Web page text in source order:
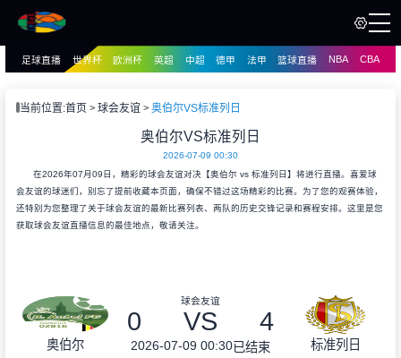
播
足球直播 世界杯 欧洲杯 英超 中超 德甲 法甲 篮球直播 NBA CBA
当前位置:首页 球会友谊 奥伯尔VS标准列日
奥伯尔VS标准列日
2026-07-09 00:30
在2026年07月09日，精彩的球会友谊对决【奥伯尔 vs 标准列日】将进行直播。喜爱球
会友谊的球迷们，别忘了提前收藏本页面，确保不错过这场精彩的比赛。为了您的观赛体验，
还特别为您整理了关于球会友谊的最新比赛列表、两队的历史交锋记录和赛程安排。这里是您
获取球会友谊直播信息的最佳地点，敬请关注。
奥伯尔
球会友谊
0 VS 4
2026-07-09 00:30已结束 标准列日